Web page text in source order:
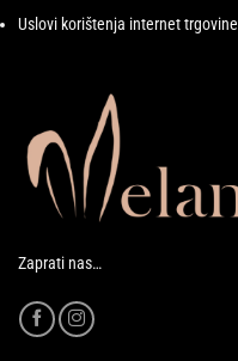
Uslovi korištenja internet trgovine
Zaprati nas…